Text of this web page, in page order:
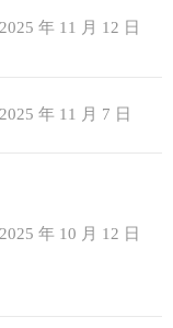
2025 年 11 月 12 日
2025 年 11 月 7 日
2025 年 10 月 12 日